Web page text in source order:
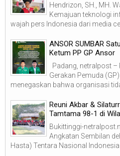
Hendrizon, SH., MH.
Kemajuan teknologi
wajah pers Indonesia dari media
ANSOR SUMBAR
Ketum PP GP Ansor
Padang, netralpost –
Gerakan Pemuda
menegaskan bahwa organisasi
Reuni Akbar &
Tamtama 98-1 di
Bukittinggi-
Angkatan Sembilan
Hasta) Tentara Nasional Indonesia